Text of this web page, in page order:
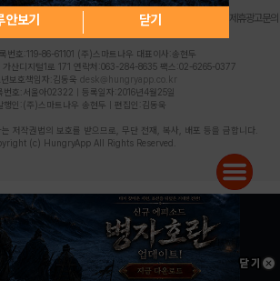
안보기 닫기
처리방침 불법촬영물 신고센터 제휴광고문의
번호:119-86-61101 (주)스마트나우 대표이사:송현두
가산디지털1로 171 연락처:063-284-8635 팩스:02-6265-0377
년보호책임자:김동욱 desk@hungryapp.co.kr
번호:서울아02322 | 등록일자:2016년4월25일
행인:(주)스마트나우 송현두 | 편집인:김동욱
저작권법의 보호를 받으므로, 무단 전재, 복사, 배포 등을 금합니다.
(c) HungryApp All Rights Reserved.